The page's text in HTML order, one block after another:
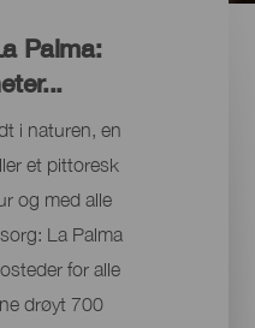
Palma:
i naturen, en
et pittoresk
og med alle
La Palma
for alle
drøyt 700